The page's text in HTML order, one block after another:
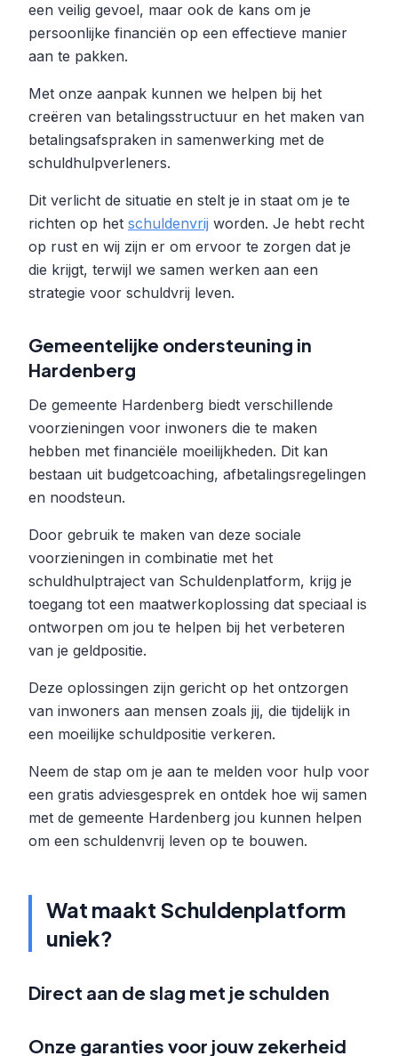
een veilig gevoel, maar ook de kans om je
persoonlijke financiën op een effectieve manier
aan te pakken.
Met onze aanpak kunnen we helpen bij het
creëren van betalingsstructuur en het maken van
betalingsafspraken in samenwerking met de
schuldhulpverleners.
Dit verlicht de situatie en stelt je in staat om je te
richten op het schuldenvrij worden. Je hebt recht
op rust en wij zijn er om ervoor te zorgen dat je
die krijgt, terwijl we samen werken aan een
strategie voor schuldvrij leven.
Gemeentelijke ondersteuning in
Hardenberg
De gemeente Hardenberg biedt verschillende
voorzieningen voor inwoners die te maken
hebben met financiële moeilijkheden. Dit kan
bestaan uit budgetcoaching, afbetalingsregelingen
en noodsteun.
Door gebruik te maken van deze sociale
voorzieningen in combinatie met het
schuldhulptraject van Schuldenplatform, krijg je
toegang tot een maatwerkoplossing dat speciaal is
ontworpen om jou te helpen bij het verbeteren
van je geldpositie.
Deze oplossingen zijn gericht op het ontzorgen
van inwoners aan mensen zoals jij, die tijdelijk in
een moeilijke schuldpositie verkeren.
Neem de stap om je aan te melden voor hulp voor
een gratis adviesgesprek en ontdek hoe wij samen
met de gemeente Hardenberg jou kunnen helpen
om een schuldenvrij leven op te bouwen.
Wat maakt Schuldenplatform
uniek?
Direct aan de slag met je schulden
Onze garanties voor jouw zekerheid